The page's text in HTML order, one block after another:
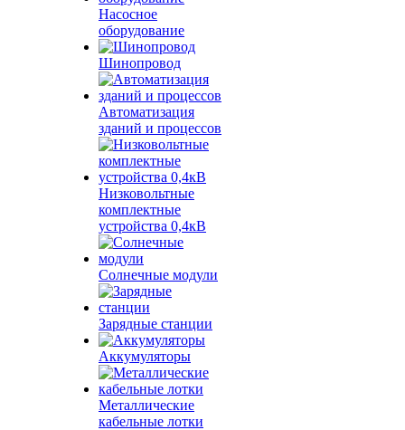
Насосное
оборудование
Шинопровод
Автоматизация
зданий и процессов
Низковольтные
комплектные
устройства 0,4кВ
Солнечные модули
Зарядные станции
Аккумуляторы
Металлические
кабельные лотки